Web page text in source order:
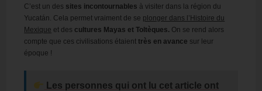
C’est un des sites incontournables à visiter dans la région du
Yucatán. Cela permet vraiment de se plonger dans l’Histoire du
Mexique et des cultures Mayas et Toltèques. On se rend alors
compte que ces civilisations étaienttrès en avance sur leur
époque !
Les personnes qui ont lu cet article ont